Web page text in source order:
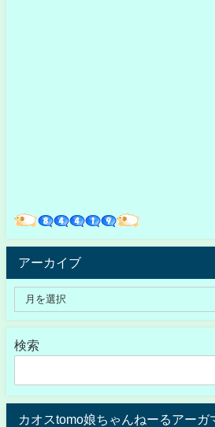
アーカイブ
検索
カオスtomo娘ちゃんねーるアーガ